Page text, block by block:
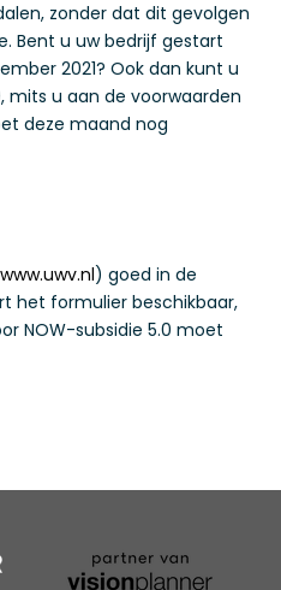
zonder dat dit gevolgen
Bent u uw bedrijf gestart
2021? Ook dan kunt u
mits u aan de voorwaarden
deze maand nog
www.uwv.nl) goed in de
het formulier beschikbaar,
NOW-subsidie 5.0 moet